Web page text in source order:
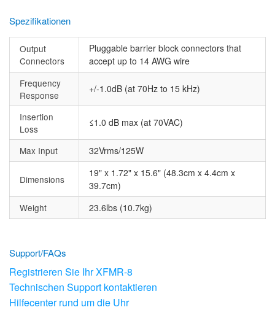
Spezifikationen
Output
Connectors
Pluggable barrier block connectors that
accept up to 14 AWG wire
Frequency
Response
+/-1.0dB (at 70Hz to 15 kHz)
Insertion
Loss
≤1.0 dB max (at 70VAC)
Max Input 32Vrms/125W
Dimensions
19" x 1.72" x 15.6" (48.3cm x 4.4cm x
39.7cm)
Weight
23.6lbs (10.7kg)
Support/FAQs
Registrieren Sie Ihr XFMR-8
Technischen Support kontaktieren
Hilfecenter rund um die Uhr